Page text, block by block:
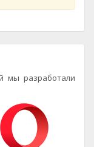
мы разработали